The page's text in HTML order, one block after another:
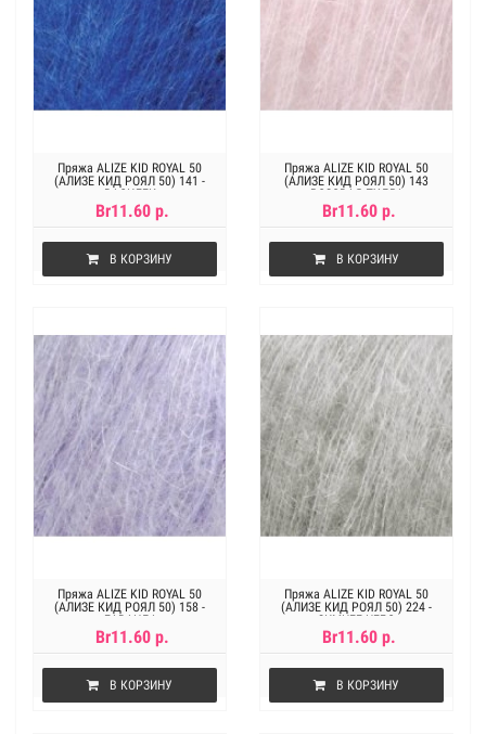
Пряжа ALIZE KID ROYAL 50
(АЛИЗЕ КИД РОЯЛ 50) 141 -
ВАСИЛЕК
Br11.60 р.
В КОРЗИНУ
Пряжа ALIZE KID ROYAL 50
(АЛИЗЕ КИД РОЯЛ 50) 143
РОЗОВАЯ ПУДРА
Br11.60 р.
В КОРЗИНУ
Пряжа ALIZE KID ROYAL 50
(АЛИЗЕ КИД РОЯЛ 50) 158 -
ЛАВАНДА
Br11.60 р.
В КОРЗИНУ
Пряжа ALIZE KID ROYAL 50
(АЛИЗЕ КИД РОЯЛ 50) 224 -
ЗИМНЕЕ НЕБО
Br11.60 р.
В КОРЗИНУ